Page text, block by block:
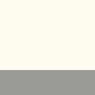
voi toki olla
tuntua
tehnyt, niin